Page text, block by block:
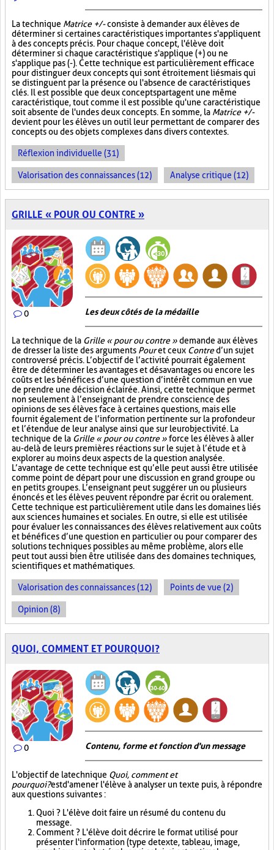
La technique Matrice +/-consiste à demander aux élèves de
déterminer si certaines caractéristiques importantes s'appliquent
à des concepts précis. Pour chaque concept, l'élève doit
déterminer si chaque caractéristique s'applique (+) ou ne
s'applique pas (-). Cette technique est particulièrement efficace
pour distinguer deux concepts qui sont étroitement liés mais qui
se distinguent par la présence ou l'absence de caractéristiques
clés. Il est possible que deux concepts partagent une même
caractéristique, tout comme il est possible qu'une caractéristique
soit absente de l'un des deux concepts. En somme, la Matrice +/-
devient pour les élèves un outil leur permettant de comparer des
concepts ou des objets complexes dans divers contextes.
Réflexion individuelle (31)
Valorisation des connaissances (12) Analyse critique (12)
GRILLE « POUR OU CONTRE »
0 Les deux côtés de la médaille
La technique de la Grille « pour ou contre »demande aux élèves
de dresser la liste des arguments Pouret ceux Contred’un sujet
controversé précis. L’objectif de l’activité pourrait également
être de déterminer les avantages et désavantages ou encore les
coûts et les bénéfices d’une question d’intérêt commun en vue
de prendre une décision éclairée. Ainsi, cette technique permet
non seulement à l’enseignant de prendre conscience des
opinions de ses élèves face à certaines questions, mais elle
fournit également de l’information pertinente sur la profondeur
et l’étendue de leur analyse ainsi que sur leur objectivité. La
technique de la Grille « pour ou contre »force les élèves à aller
au-delà de leurs premières réactions sur le sujet à l’étude et à
explorer au moins deux aspects de la question analysée.
L’avantage de cette technique est qu’elle peut aussi être utilisée
comme point de départ pour une discussion en grand groupe ou
en petits groupes. L’enseignant peut suggérer un ou plusieurs
énoncés et les élèves peuvent répondre par écrit ou oralement.
Cette technique est particulièrement utile dans les domaines liés
aux sciences humaines et sociales. En outre, si elle est utilisée
pour évaluer les connaissances des élèves relativement aux coûts
et bénéfices d’une question en particulier ou pour comparer des
solutions techniques possibles au même problème, alors elle
peut tout aussi bien être utilisée dans des domaines techniques,
scientifiques et mathématiques.
Valorisation des connaissances (12) Points de vue (2)
Opinion (8)
QUOI, COMMENT ET POURQUOI?
0 Contenu, forme et fonction d'un message
L'objectif de la technique Quoi, comment et
pourquoi?est d'amener l'élève à analyser un texte puis, à répondre
aux questions suivantes :
Quoi ? L'élève doit faire un résumé du contenu du
message.
Comment ? L'élève doit décrire le format utilisé pour
présenter l'information (type de texte, tableau, image,